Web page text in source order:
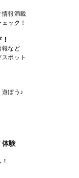
情報満載
ック！
報など
ポット
ぼう♪
体験